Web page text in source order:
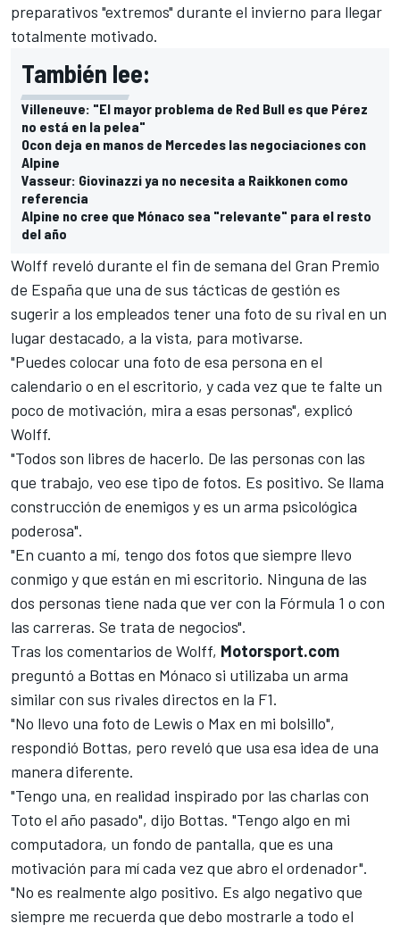
preparativos "extremos" durante el invierno para llegar
totalmente motivado.
También lee:
Villeneuve: "El mayor problema de Red Bull es que Pérez
no está en la pelea"
Ocon deja en manos de Mercedes las negociaciones con
Alpine
Vasseur: Giovinazzi ya no necesita a Raikkonen como
referencia
Alpine no cree que Mónaco sea "relevante" para el resto
del año
Wolff reveló durante el fin de semana del Gran Premio
de España que una de sus tácticas de gestión es
sugerir a los empleados tener una foto de su rival en un
lugar destacado, a la vista, para motivarse.
"Puedes colocar una foto de esa persona en el
calendario o en el escritorio, y cada vez que te falte un
poco de motivación, mira a esas personas", explicó
Wolff.
"Todos son libres de hacerlo. De las personas con las
que trabajo, veo ese tipo de fotos. Es positivo. Se llama
construcción de enemigos y es un arma psicológica
poderosa".
"En cuanto a mí, tengo dos fotos que siempre llevo
conmigo y que están en mi escritorio. Ninguna de las
dos personas tiene nada que ver con la Fórmula 1 o con
las carreras. Se trata de negocios".
Tras los comentarios de Wolff, Motorsport.com
preguntó a Bottas en Mónaco si utilizaba un arma
similar con sus rivales directos en la F1.
"No llevo una foto de Lewis o Max en mi bolsillo",
respondió Bottas, pero reveló que usa esa idea de una
manera diferente.
"Tengo una, en realidad inspirado por las charlas con
Toto el año pasado", dijo Bottas. "Tengo algo en mi
computadora, un fondo de pantalla, que es una
motivación para mí cada vez que abro el ordenador".
"No es realmente algo positivo. Es algo negativo que
siempre me recuerda que debo mostrarle a todo el